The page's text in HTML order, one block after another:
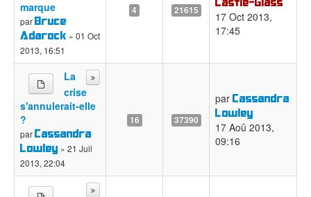
marque
parBruce
Adarock » 01 Oct
2013, 16:51
4 21615
17 Oct 2013,
17:45
La
crise
s'annulerait-elle
?
parCassandra
Lowley » 21 Juil
2013, 22:04
16 37390
par Cassandra
Lowley
17 Aoû 2013,
09:16